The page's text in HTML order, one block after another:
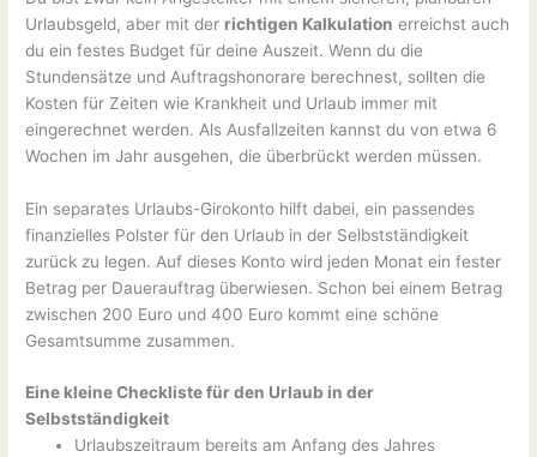
Urlaubsgeld, aber mit der richtigen Kalkulation erreichst auch
du ein festes Budget für deine Auszeit. Wenn du die
Stundensätze und Auftragshonorare berechnest, sollten die
Kosten für Zeiten wie Krankheit und Urlaub immer mit
eingerechnet werden. Als Ausfallzeiten kannst du von etwa 6
Wochen im Jahr ausgehen, die überbrückt werden müssen.
Ein separates Urlaubs-Girokonto hilft dabei, ein passendes
finanzielles Polster für den Urlaub in der Selbstständigkeit
zurück zu legen. Auf dieses Konto wird jeden Monat ein fester
Betrag per Dauerauftrag überwiesen. Schon bei einem Betrag
zwischen 200 Euro und 400 Euro kommt eine schöne
Gesamtsumme zusammen.
Eine kleine Checkliste für den Urlaub in der
Selbstständigkeit
Urlaubszeitraum bereits am Anfang des Jahres